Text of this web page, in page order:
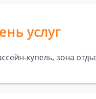
услуг
купель, зона